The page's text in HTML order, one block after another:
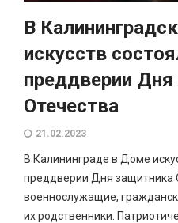
В
искусств
преддверии
Отечества
21.02.2023
В Калининграде в Доме
преддверии Дня защитника
военнослужащие,
их родственники.